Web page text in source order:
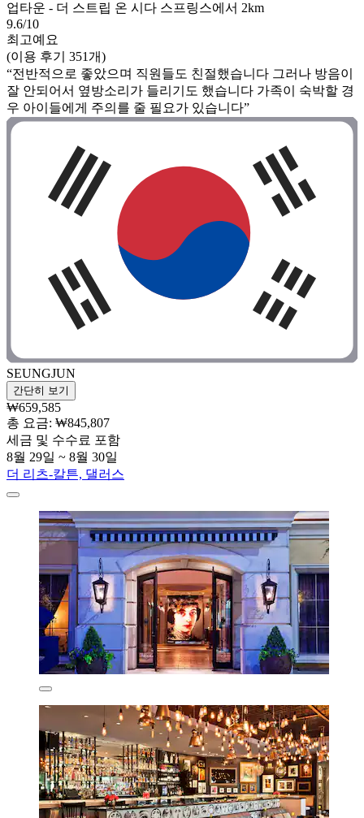
업타운 - 더 스트립 온 시다 스프링스에서 2km
9.6/10
최고예요
(이용 후기 351개)
“전반적으로 좋았으며 직원들도 친절했습니다 그러나 방음이
잘 안되어서 옆방소리가 들리기도 했습니다 가족이 숙박할 경
우 아이들에게 주의를 줄 필요가 있습니다”
SEUNGJUN
간단히 보기
₩659,585
총 요금: ₩845,807
세금 및 수수료 포함
8월 29일 ~ 8월 30일
더 리츠-칼튼, 댈러스